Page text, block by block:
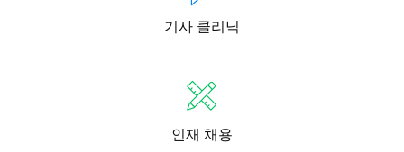
기사 클리닉
인재 채용